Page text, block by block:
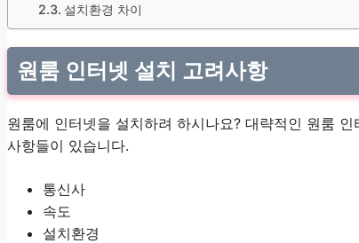
설치환경 차이
원룸 인터넷 설치 고려사항
원룸에 인터넷을 설치하려 하시나요? 대략적인 원룸
사항들이 있습니다.
통신사
속도
설치환경